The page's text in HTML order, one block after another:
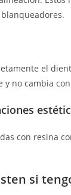
el
y no cambia
con resina
si